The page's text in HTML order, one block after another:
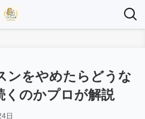
ンをやめたらどうな
くのかプロが解説
日